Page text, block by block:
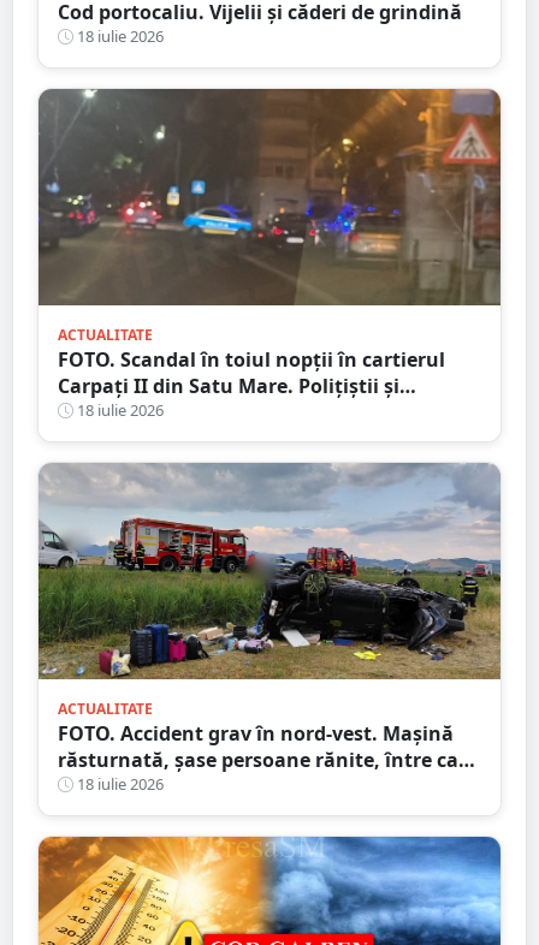
Cod portocaliu. Vijelii și căderi de grindină
18 iulie 2026
ACTUALITATE
FOTO. Scandal în toiul nopții în cartierul
Carpați II din Satu Mare. Polițiștii și
jandarmii au intervenit după un apel la 112
18 iulie 2026
ACTUALITATE
FOTO. Accident grav în nord-vest. Mașină
răsturnată, șase persoane rănite, între care
doi copii
18 iulie 2026